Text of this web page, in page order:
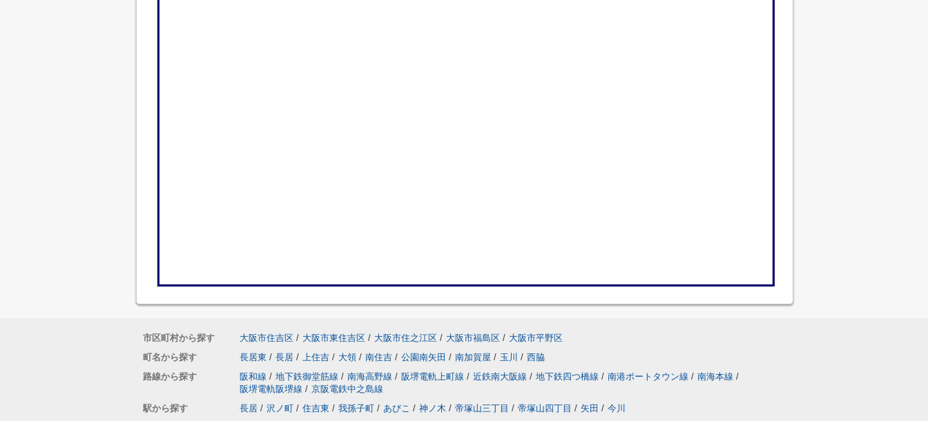
市区町村から探す 大阪市住吉区 / 大阪市東住吉区 / 大阪市住之江区 / 大阪市福島区 / 大阪市平野区
町名から探す
長居東 / 長居 / 上住吉 / 大領 / 南住吉 / 公園南矢田 / 南加賀屋 / 玉川 / 西脇
路線から探す
阪和線 / 地下鉄御堂筋線 / 南海高野線 / 阪堺電軌上町線 / 近鉄南大阪線 / 地下鉄四つ橋線 / 南港ポートタウン線 / 南海本線 /
阪堺電軌阪堺線 / 京阪電鉄中之島線
駅から探す
長居 / 沢ノ町 / 住吉東 / 我孫子町 / あびこ / 神ノ木 / 帝塚山三丁目 / 帝塚山四丁目 / 矢田 / 今川